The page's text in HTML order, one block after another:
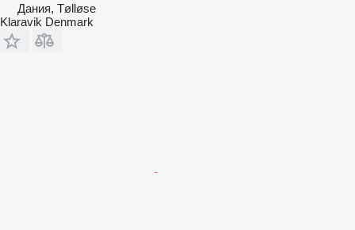
Дания, Tølløse
Klaravik Denmark